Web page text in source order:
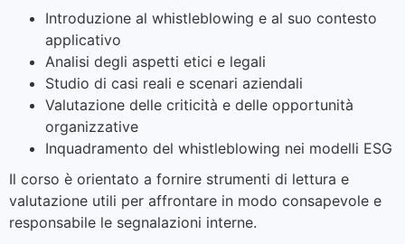
Introduzione al whistleblowing e al suo contesto
applicativo
Analisi degli aspetti etici e legali
Studio di casi reali e scenari aziendali
Valutazione delle criticità e delle opportunità
organizzative
Inquadramento del whistleblowing nei modelli ESG
Il corso è orientato a fornire strumenti di lettura e
valutazione utili per affrontare in modo consapevole e
responsabile le segnalazioni interne.